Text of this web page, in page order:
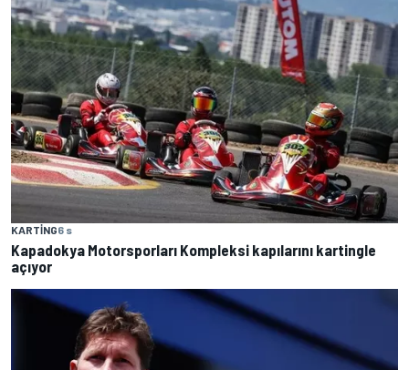
KARTING6 s
Kapadokya Motorsporları Kompleksi kapılarını kartingle
açıyor